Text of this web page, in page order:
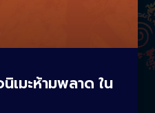
เมะห้ามพลาด ใน